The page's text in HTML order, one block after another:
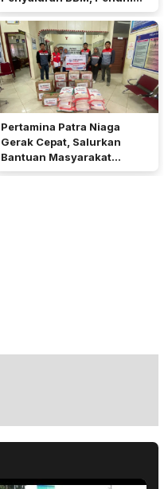
Kebutuhan Masyarakat Riau
Pertamina Patra Niaga
Gerak Cepat, Salurkan
Bantuan Masyarakat
Terdampak Bencana Banjir